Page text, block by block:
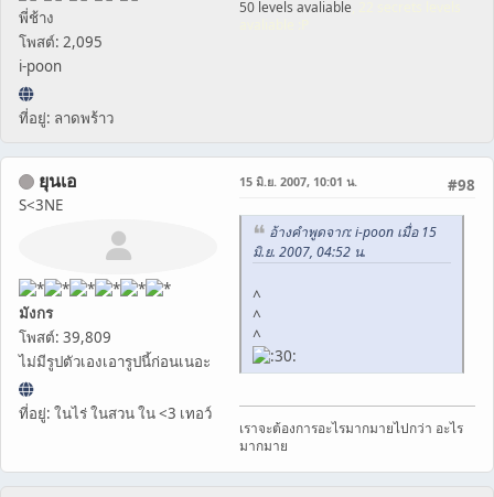
พี่ช้าง
โพสต์: 2,095
i-poon
ที่อยู่: ลาดพร้าว
50 levels avaliable
ยุนเอ
S<3NE
มังกร
โพสต์: 39,809
ไม่มีรูปตัวเองเอารูปนี้ก่อนเนอะ
ที่อยู่: ในไร่ ในสวน ใน <3 เทอว์
#98
15 มิ.ย. 2007, 10:01 น.
อ้างคำพูดจาก: i-poon เมื่อ 15
มิ.ย. 2007, 04:52 น.
^
^
^
เราจะต้องการอะไรมากมายไปกว่า อะไร
มากมาย